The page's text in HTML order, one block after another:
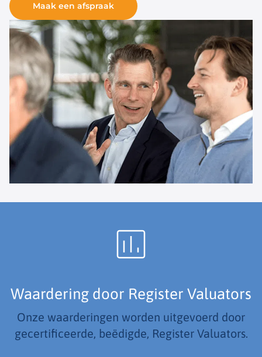
Maak een afspraak
Waardering door Register Valuators
Onze waarderingen worden uitgevoerd door
gecertificeerde, beëdigde, Register Valuators.